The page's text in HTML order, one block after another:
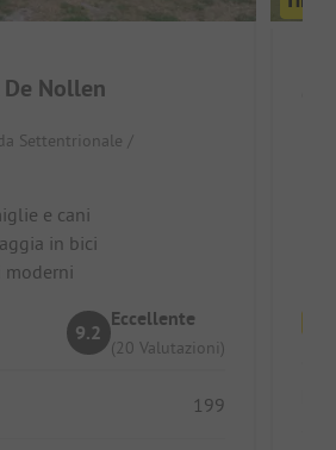
Nollen
Settentrionale /
e cani
in bici
moderni
9.2
Eccellente
(20 Valutazioni)
199